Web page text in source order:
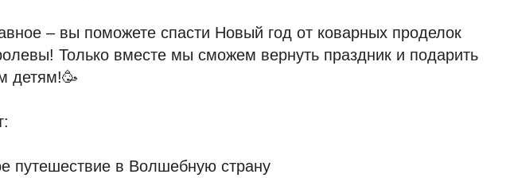
– вы поможете спасти Новый год от коварных проделок
Только вместе мы сможем вернуть праздник и подарить
детям!🥳
путешествие в Волшебную страну